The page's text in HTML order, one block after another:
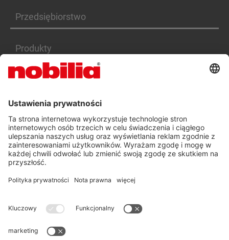
Przedsiębiorstwo
Produkty
Serwis
Kariera
DEKLARACJA DOSTĘPNOŚCI PL
OGÓLNE WARUNKI HANDLOWE
OCHRONA DANYCH OSOBOWYCH